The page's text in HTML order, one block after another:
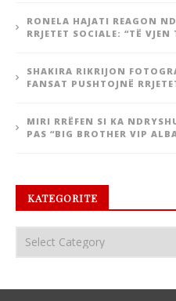
RONELA HAJATI REAGON
RRJETET SOCIALE: “TË
SHAKIRA RIKRIJON
FANSAT PUSHTOJNË
MIRI RRËFEN SI KA
PAS “BIG BROTHER VIP
KATEGORITE